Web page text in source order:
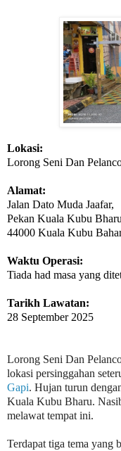
Lokasi:
Lorong Seni Dan
Alamat:
Jalan Dato Muda Jaafar,
Pekan Kuala Kubu
44000 Kuala Kubu
Waktu Operasi:
Tiada had masa yang
Tarikh Lawatan:
28 September 2025
Lorong Seni Dan
lokasi persinggahan
Gapi. Hujan turun
Kuala Kubu Bharu.
melawat tempat ini.
Terdapat tiga tema yang